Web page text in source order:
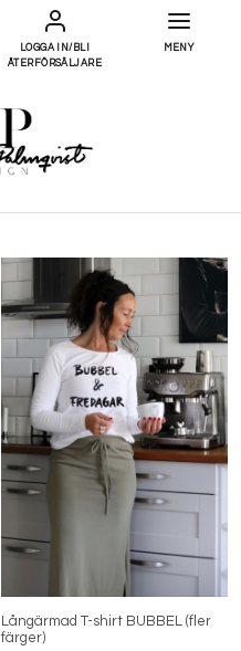
LOGGA IN/BLI
ÅTERFÖRSÄLJARE
MENY
Långärmad T-shirt BUBBEL (fler
färger)